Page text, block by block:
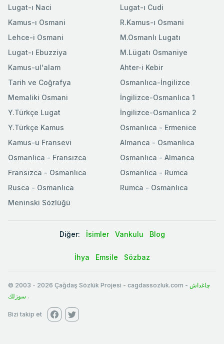
Lugat-ı Naci
Kamus-ı Osmani
Lehce-i Osmani
Lugat-ı Ebuzziya
Lugat-ı Cudi
R.Kamus-ı Osmani
M.Osmanlı Lugatı
M.Lügatı Osmaniye
Kamus-ul'alam
Tarih ve Coğrafya
Memaliki Osmani
Y.Türkçe Lugat
Y.Türkçe Kamus
Ahter-i Kebir
Osmanlıca-İngilizce
İngilizce-Osmanlıca 1
İngilizce-Osmanlıca 2
Osmanlıca - Ermenice
Kamus-u Fransevi
Osmanlica - Fransızca
Fransızca - Osmanlıca
Rusca - Osmanlıca
Meninski Sözlüğü
Almanca - Osmanlıca
Osmanlıca - Almanca
Osmanlıca - Rumca
Rumca - Osmanlıca
Diğer: İsimler Vankulu Blog
İhya Emsile Sözbaz
© 2003 - 2026 Çağdaş Sözlük Projesi - cagdassozluk.com - چاغداش
سوزلك .
Bizi takip et